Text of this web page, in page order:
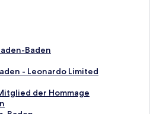
Baden
- Leonardo Limited
der Hommage